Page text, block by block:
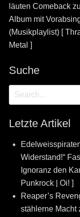
post:
läuten Comeback
Album mit
(Musikplaylist) [
Metal ]
Suche
Search
for:
Letzte Artikel
Widerstand!“
Ignoranz den
Punkrock | Oi! ]
Reaper’s
stählerne Macht